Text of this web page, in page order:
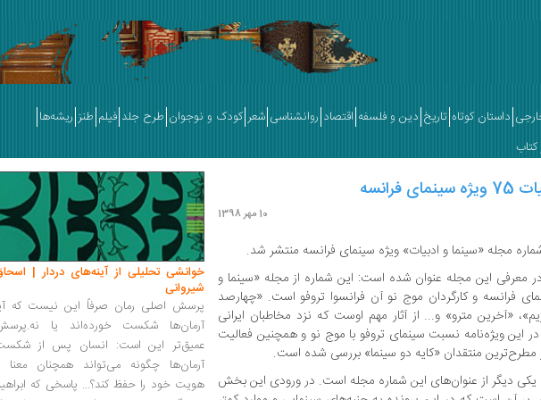
داستان کوتاه تاریخ دین و فلسفه اقتصاد روانشناسی شعر کودک و نوجوان طرح جلد فیلم طنز ریشه‌ها
10 مهر 1398
مجله «سینما و ادبیات» ویژه سینمای فرانسه منتشر شد.
معرفی این مجله عنوان شده است: این شماره از مجله «سینما و
فرانسه و کارگردان موج نو آن فرانسوا تروفو است. «چهارصد
«آخرین مترو» و... از آثار مهم اوست که نزد مخاطبان ایرانی
این ویژه‌نامه نسبت سینمای تروفو با موج نو و همچنین فعالیت
مطرح‌ترین منتقدان «کایه دو سینما» بررسی شده است.
یکی دیگر از عنوان‌های این شماره مجله است. در ورودی این بخش
خوانشی تحلیلی از آینه‌های دردار |
شیروانی
پرسش اصلی رمان صرفاً این نیست که
آرمان‌ها شکست خورده‌اند یا
عمیق‌تر این است: انسان پس از
آرمان‌ها چگونه می‌تواند همچنان معنا
هویت خود را حفظ کند؟... پاسخی که